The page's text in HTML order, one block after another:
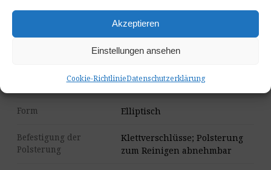
Akzeptieren
Einstellungen ansehen
Cookie-RichtlinieDatenschutzerklärung
Dunkelbraun, Dunkler
Marmor, Hellbraun, Heller
Marmor
Weicher Akustikfilz
Form Elliptisch
Befestigung der
Polsterung
Klettverschlüsse; Polsterung
zum Reinigen abnehmbar